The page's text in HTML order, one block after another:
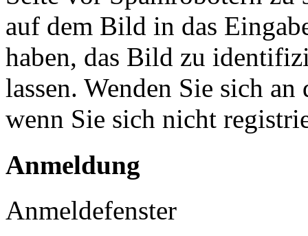
auf dem Bild in das
haben, das Bild zu
lassen. Wenden Sie sich
wenn Sie sich nicht
Anmeldung
Anmeldefenster